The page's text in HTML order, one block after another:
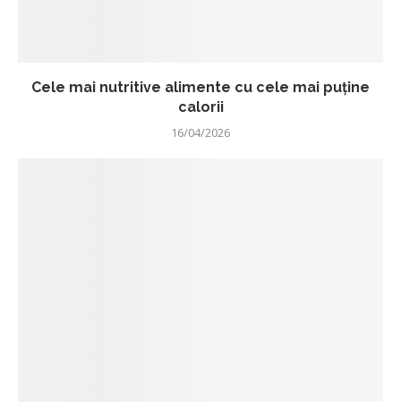
Cele mai nutritive alimente cu cele mai puține
calorii
16/04/2026